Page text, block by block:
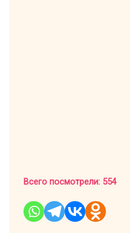
Всего посмотрели: 554